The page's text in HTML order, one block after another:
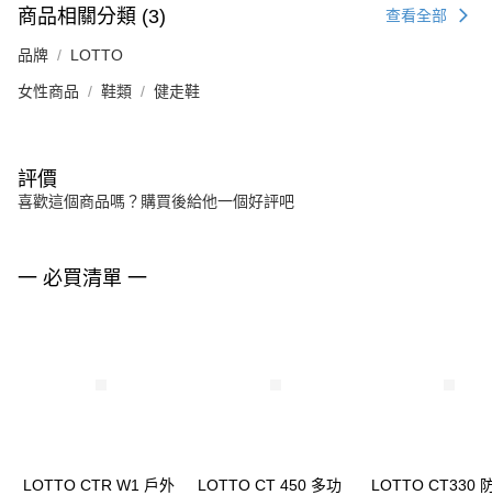
商品相關分類 (3) 查看全部
品牌 LOTTO
女性商品 鞋類 健走鞋
評價
喜歡這個商品嗎？購買後給他一個好評吧
一 必買清單 一
LOTTO CTR W1 戶外
LOTTO CT 450 多功
LOTTO CT330